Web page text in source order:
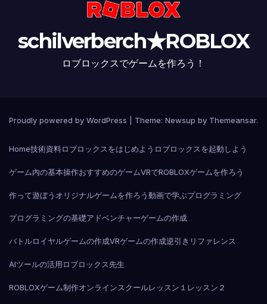
schilverberch★ROBLOX
ロブロックスでゲームを作ろう！
Proudly powered by WordPress Theme: Newsup by Themeansar.
Home技術資料ロブロックスをはじめよう ロブロックスを起動しよう
ゲーム内の基本操作おすすめのゲームVRでROBLOXゲームを作ろう
作って遊ぼう オリジナルゲームを作ろう動画で学ぶプログラミング
プログラミングの基礎アドベンチャーゲームの作成
バトルロイヤルゲームの作成VRゲームの作成逆引きリファレンス
AIツールの活用ロブロックス先生
ROBLOXゲーム制作オンラインスクールレッスン１ レッスン２